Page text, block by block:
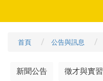
首頁 公告與訊息
新聞公告 徵才與實習